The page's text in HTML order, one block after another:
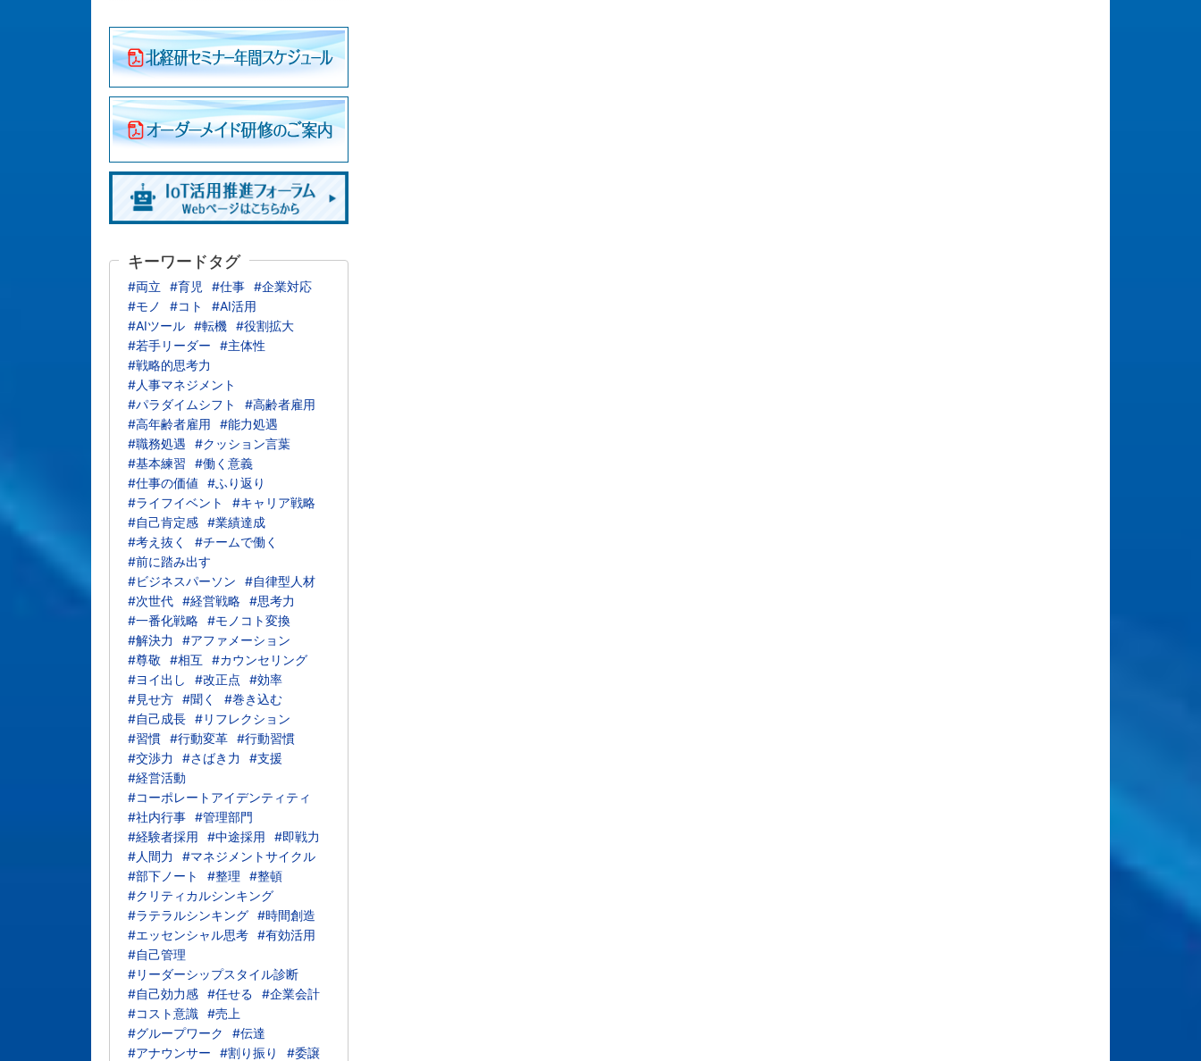
キーワードタグ
#両立 #育児 #仕事 #企業対応
#モノ
#コト
#AI活用
#AIツール #転機 #役割拡大
#若手リーダー
#主体性
#戦略的思考力
#人事マネジメント
#パラダイムシフト
#高齢者雇用
#高年齢者雇用
#能力処遇
#職務処遇
#クッション言葉
#基本練習
#働く意義
#仕事の価値
#ふり返り
#ライフイベント
#キャリア戦略
#自己肯定感 #業績達成
#考え抜く
#チームで働く
#前に踏み出す
#ビジネスパーソン
#自律型人材
#次世代 #経営戦略 #思考力
#一番化戦略 #モノコト変換
#解決力
#アファメーション
#尊敬
#相互
#カウンセリング
#ヨイ出し
#改正点
#効率
#見せ方 #聞く
#巻き込む
#自己成長 #リフレクション
#習慣 #行動変革 #行動習慣
#交渉力
#さばき力
#支援
#経営活動
#コーポレートアイデンティティ
#社内行事 #管理部門
#経験者採用
#中途採用
#即戦力
#人間力
#マネジメントサイクル
#部下ノート
#整理
#整頓
#クリティカルシンキング
#ラテラルシンキング #時間創造
#エッセンシャル思考 #有効活用
#自己管理
#リーダーシップスタイル診断
#自己効力感 #任せる
#企業会計
#コスト意識 #売上
#グループワーク
#伝達
#アナウンサー
#割り振り
#委譲